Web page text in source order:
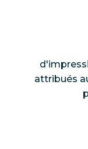
attribués